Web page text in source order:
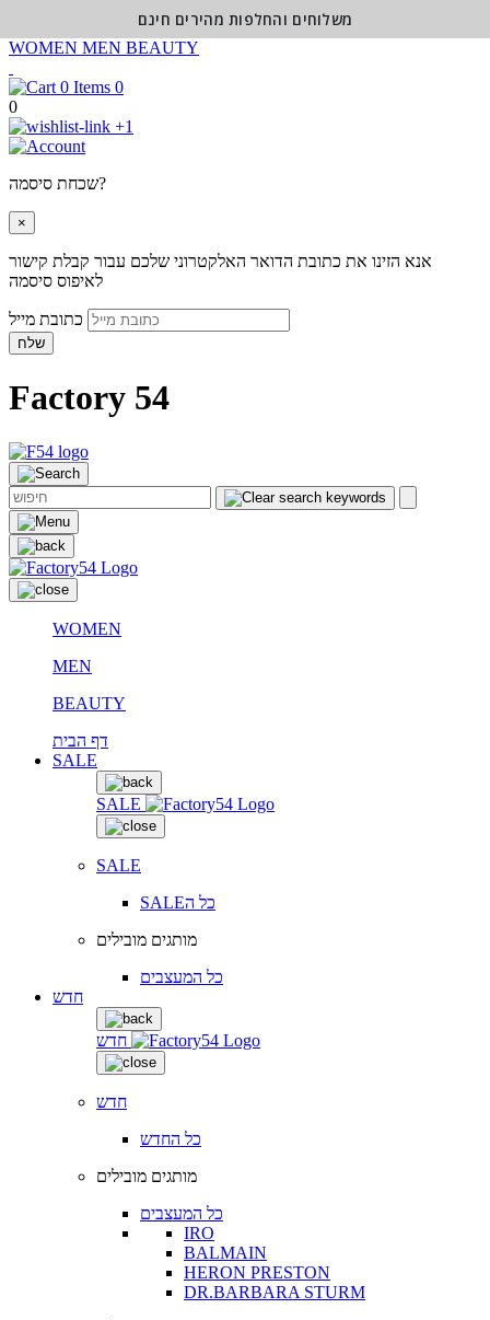
WOMEN MEN BEAUTY
0
0
+1
שכחת סיסמה?
×
אנא הזינו את כתובת הדואר האלקטרוני שלכם עבור קבלת קישור
לאיפוס סיסמה
שלח
Factory 54
WOMEN
MEN
BEAUTY
דף הבית
SALE
SALE
SALE
SALEכל ה
מותגים מובילים
כל המעצבים
חדש
חדש
חדש
כל החדש
מותגים מובילים
כל המעצבים
IRO
BALMAIN
HERON PRESTON
DR.BARBARA STURM
משלוחים והחלפות מהירים חינם